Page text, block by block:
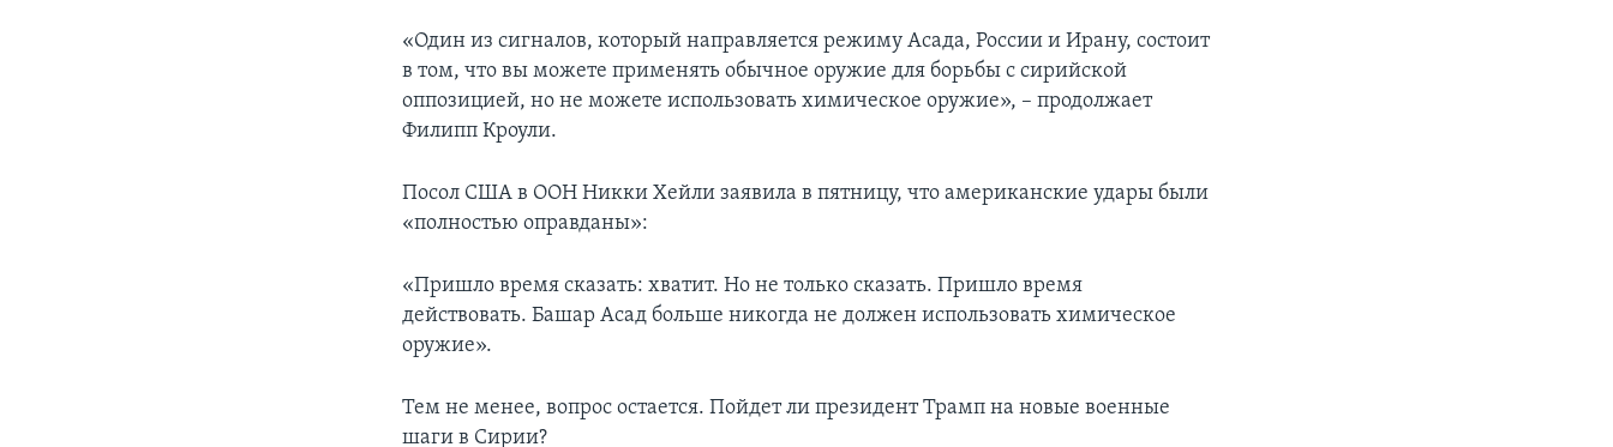
«Один из сигналов, который направляется режиму Асада, России и Ирану, состоит
в том, что вы можете применять обычное оружие для борьбы с сирийской
оппозицией, но не можете использовать химическое оружие», – продолжает
Филипп Кроули.
Посол США в ООН Никки Хейли заявила в пятницу, что американские удары были
«полностью оправданы»:
«Пришло время сказать: хватит. Но не только сказать. Пришло время
действовать. Башар Асад больше никогда не должен использовать химическое
оружие».
Тем не менее, вопрос остается. Пойдет ли президент Трамп на новые военные
шаги в Сирии?